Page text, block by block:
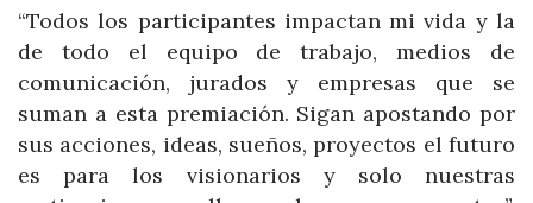
“Todos los participantes impactan mi vida y la
de todo el equipo de trabajo, medios de
comunicación, jurados y empresas que se
suman a esta premiación. Sigan apostando por
sus acciones, ideas, sueños, proyectos el futuro
es para los visionarios y solo nuestras